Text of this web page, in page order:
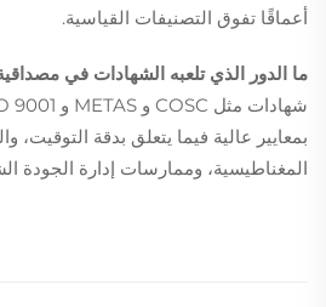
أعماقًا تفوق التصنيفات القياسية.
ما الدور الذي تلعبه الشهادات في
بمعايير عالية فيما يتعلق بدقة التوقيت،
المغناطيسية، وممارسات إدارة الجودة